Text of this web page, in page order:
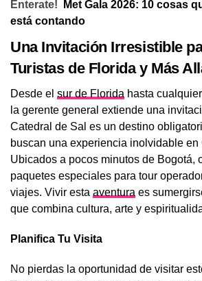
Enterate!
Met Gala 2026: 10 cosas
está contando
Una Invitación Irresistible
Turistas de Florida y Más
Desde el sur de Florida hasta
la gerente general extiende una
Catedral de Sal es un destino
buscan una experiencia inolvidable en
Ubicados a pocos minutos de Bogotá,
paquetes especiales para tour
viajes. Vivir esta aventura es
que combina cultura, arte y
Planifica Tu Visita
No pierdas la oportunidad de visitar